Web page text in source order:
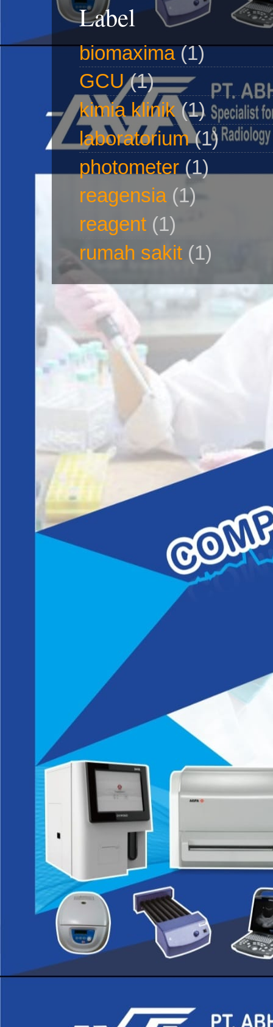
Label
biomaxima (1)
GCU (1)
kimia klinik (1)
laboratorium (1)
photometer (1)
reagensia (1)
reagent (1)
rumah sakit (1)